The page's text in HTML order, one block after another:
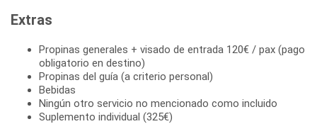
Extras
Propinas generales + visado de entrada 120€ / pax (pago
obligatorio en destino)
Propinas del guía (a criterio personal)
Bebidas
Ningún otro servicio no mencionado como incluido
Suplemento individual (325€)